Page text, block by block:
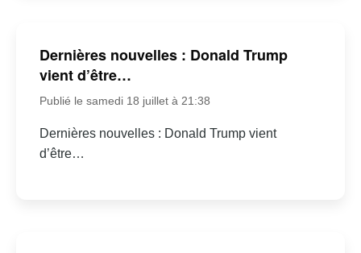
Dernières nouvelles : Donald Trump
vient d’être…
Publié le samedi 18 juillet à 21:38
Dernières nouvelles : Donald Trump vient
d’être…